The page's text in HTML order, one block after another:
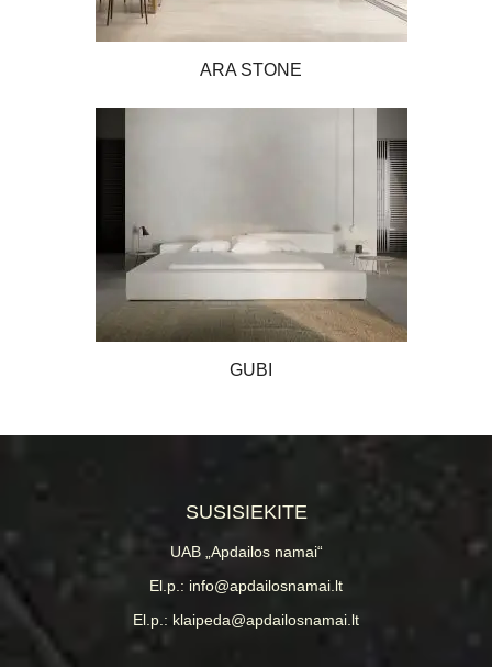
ARA STONE
GUBI
SUSISIEKITE
UAB „Apdailos namai“
El.p.: info@apdailosnamai.lt
El.p.: klaipeda@apdailosnamai.lt